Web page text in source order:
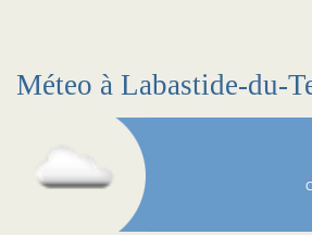
Méteo à Labastide-du-